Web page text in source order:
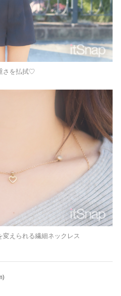
さを払拭♡
えられる繊細ネックレス